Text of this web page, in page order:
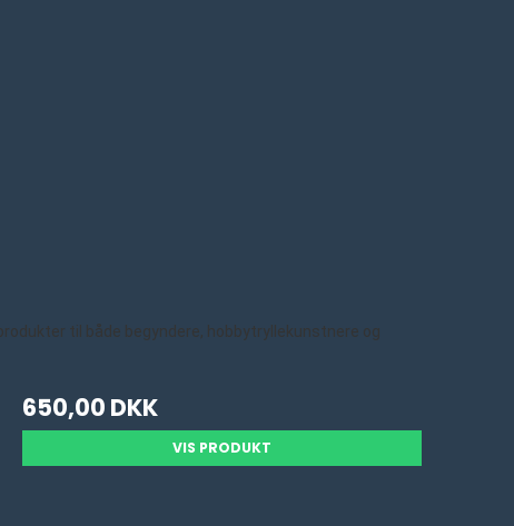
til både begyndere, hobbytryllekunstnere og
650,00 DKK
VIS PRODUKT